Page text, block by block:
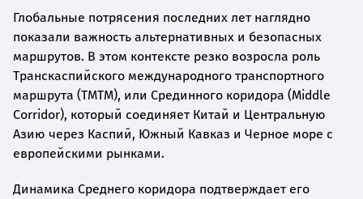
Глобальные потрясения последних лет наглядно
показали важность альтернативных и безопасных
маршрутов. В этом контексте резко возросла роль
Транскаспийского международного транспортного
маршрута (ТМТМ), или Срединного коридора (Middle
Corridor), который соединяет Китай и Центральную
Азию через Каспий, Южный Кавказ и Черное море с
европейскими рынками.
Динамика Среднего коридора подтверждает его